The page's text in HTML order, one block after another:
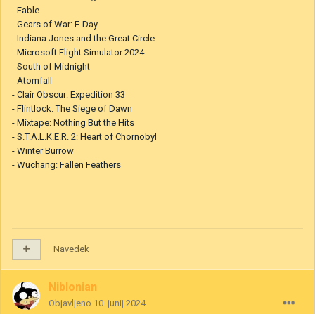
- Fable
- Gears of War: E-Day
- Indiana Jones and the Great Circle
- Microsoft Flight Simulator 2024
- South of Midnight
- Atomfall
- Clair Obscur: Expedition 33
- Flintlock: The Siege of Dawn
- Mixtape: Nothing But the Hits
- S.T.A.L.K.E.R. 2: Heart of Chornobyl
- Winter Burrow
- Wuchang: Fallen Feathers
Navedek
Niblonian
Objavljeno 10. junij 2024